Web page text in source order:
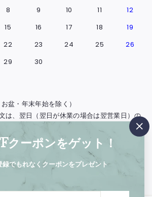
クーポンをゲット！
録でもれなくクーポンをプレゼント
"閉
8 9 10 11
12
15 16 17 18
19
22 23 24 25
26
29 30
盆・年末年始を除く）
は、翌日（翌日が休業の場合は翌営業日）の
県の一部地域・鳥取・岡山・山口・四国・九
日のお届けとなります。
業日もこの営業日カレンダーに準じます。